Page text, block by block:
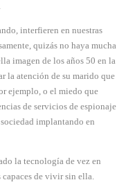
interfieren en nuestras
quizás no haya mucha
imagen de los años 50 en la
la atención de su marido que
ejemplo, o el miedo que
de servicios de espionaje
implantando en
la tecnología de vez en
capaces de vivir sin ella.